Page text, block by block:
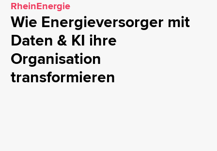
RheinEnergie
Wie Energieversorger mit
Daten & KI ihre
Organisation
transformieren